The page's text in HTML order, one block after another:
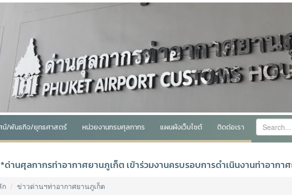
น์/พันธกิจ/ยุทธศาสตร์ หน่วยงานกรมศุลกากร แผนผังเว็บไซต์ ติดต่อเรา
านศุลกากรท่าอากาศยานภูเก็ต เข้าร่วมงานครบรอบการดำเนินงานท่าอากา
ข่าวด่านฯท่าอากาศยานภูเก็ต